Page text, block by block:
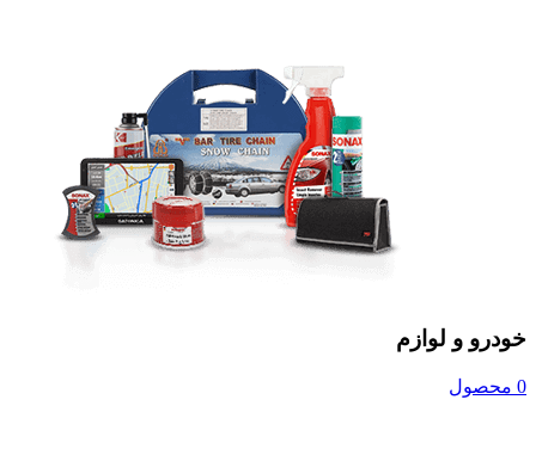
خودرو و لوازم
0 محصول